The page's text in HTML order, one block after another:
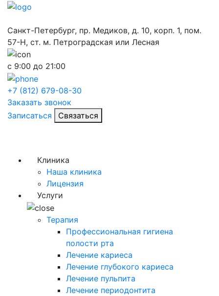
Санкт-Петербург, пр. Медиков, д. 10, корп. 1, пом.
57-Н, ст. м. Петроградская или Лесная
с 9:00 до 21:00
+7 (812) 679-08-30
Заказать звонок
Записаться
Связаться
Клиника
Наша клиника
Лицензия
Услуги
Терапия
Профессиональная гигиена
полости рта
Лечение кариеса
Лечение глубокого кариеса
Лечение пульпита
Лечение периодонтита